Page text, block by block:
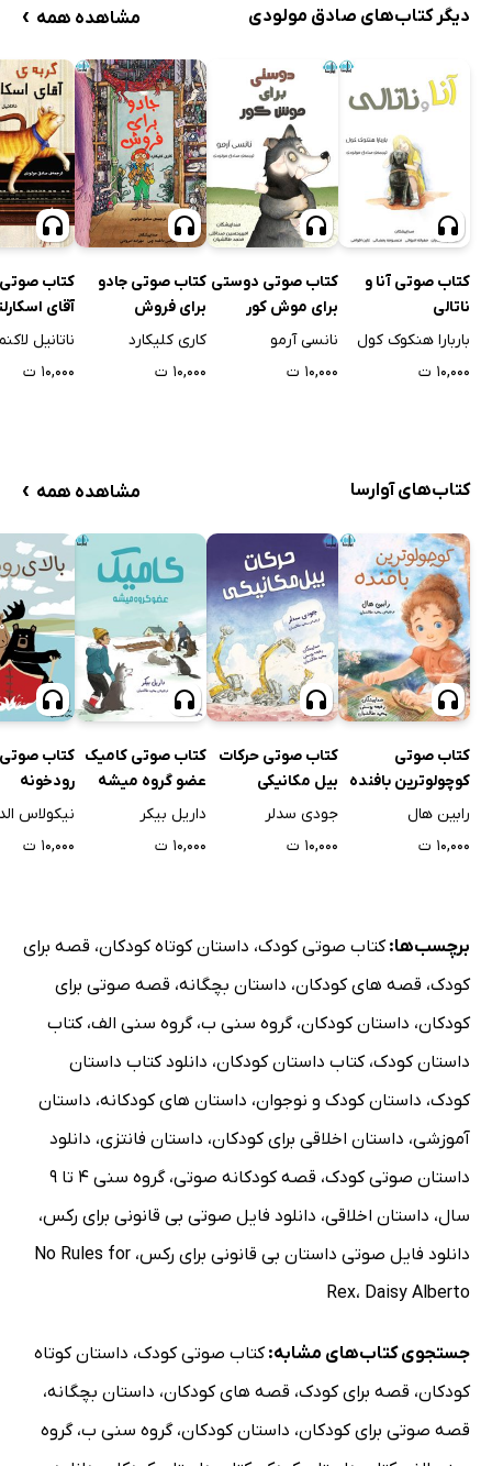
دیگر کتاب‌های صادق مولودی مشاهده همه ›
کتاب صوتی آنا و
ناتالی
باربارا هنکوک کول
۱۰,۰۰۰ ت
کتاب صوتی دوستی
برای موش کور
نانسی آرمو
۱۰,۰۰۰ ت
کتاب صوتی جادو
برای فروش
کاری کلیکارد
۱۰,۰۰۰ ت
کتاب
آقای
ناتانیل
۱۰,۰۰۰ ت
کتاب‌های آوارسا مشاهده همه ›
کتاب صوتی
کوچولوترین بافنده
رابین هال
۱۰,۰۰۰ ت
کتاب صوتی حرکات
بیل مکانیکی
جودی سدلر
۱۰,۰۰۰ ت
کتاب صوتی کامیک
عضو گروه میشه
داریل بیکر
۱۰,۰۰۰ ت
کتاب صوتی
رودخونه
نیکولاس
۱۰,۰۰۰ ت
برچسب‌ها:کتاب صوتی کودک، داستان کوتاه کودکان، قصه برای
کودک، قصه های کودکان، داستان بچگانه، قصه صوتی برای
کودکان، داستان کودکان،گروه سنی ب،گروه سنی الف،کتاب
داستان کودک،کتاب داستان کودکان، دانلود کتاب داستان
کودک، داستان کودک و نوجوان، داستان های کودکانه، داستان
آموزشی، داستان اخلاقی برای کودکان، داستان فانتزی، دانلود
داستان صوتی کودک، قصه کودکانه صوتی،
گروه سنی 4 تا 9
سال، داستان اخلاقی، دانلود فایل صوتی بی قانونی برای رکس،
دانلود فایل صوتی داستان بی قانونی برای رکس، No Rules for
Rex، Daisy Alberto
جستجوی کتاب‌های مشابه:کتاب صوتی کودک، داستان کوتاه
کودکان، قصه برای کودک، قصه های کودکان، داستان بچگانه،
قصه صوتی برای کودکان، داستان کودکان،گروه سنی ب،گروه